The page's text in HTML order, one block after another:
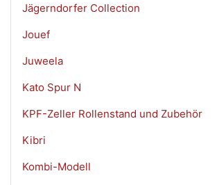
Jägerndorfer Collection
Jouef
Juweela
Kato Spur N
KPF-Zeller Rollenstand und Zubehör
Kibri
Kombi-Modell